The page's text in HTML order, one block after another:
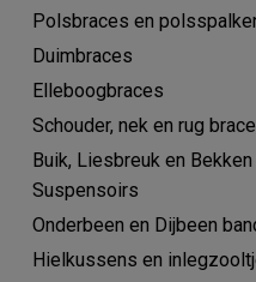
Polsbraces en
Duimbraces
Elleboogbraces
Schouder, nek en rug
Buik, Liesbreuk en
Suspensoirs
Onderbeen en Dijbeen
Hielkussens en